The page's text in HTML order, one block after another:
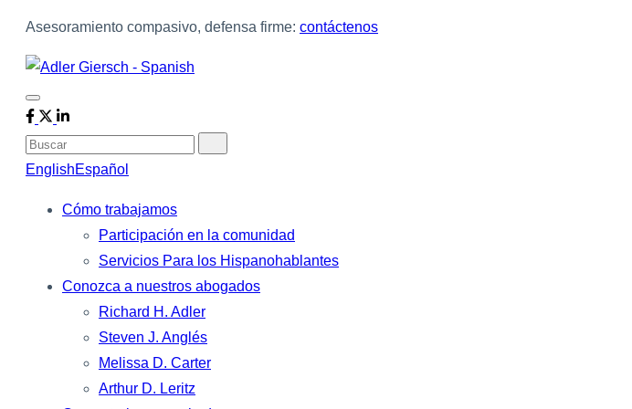
Asesoramiento compasivo, defensa firme: contáctenos
Buscar
EnglishEspañol
Cómo trabajamos
Participación en la comunidad
Servicios Para los Hispanohablantes
Conozca a nuestros abogados
Richard H. Adler
Steven J. Anglés
Melissa D. Carter
Arthur D. Leritz